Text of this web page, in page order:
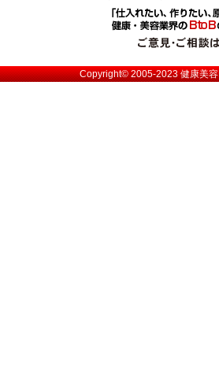
Copyright© 2005-2023健康美